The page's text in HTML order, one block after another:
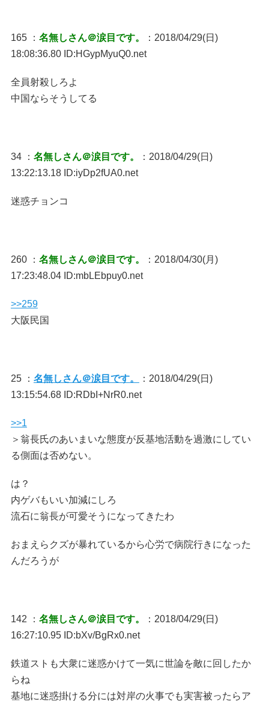
165 ： 名無しさん＠涙目です。
：2018/04/29(日)
18:08:36.80 ID:HGypMyuQ0.net
全員射殺しろよ
中国ならそうしてる
34 ： 名無しさん＠涙目です。
：2018/04/29(日)
13:22:13.18 ID:iyDp2fUA0.net
迷惑チョンコ
260 ： 名無しさん＠涙目です。
：2018/04/30(月)
17:23:48.04 ID:mbLEbpuy0.net
>>259
大阪民国
25 ： 名無しさん＠涙目です。
：2018/04/29(日)
13:15:54.68 ID:RDbI+NrR0.net
>>1
＞翁長氏のあいまいな態度が反基地活動を過激にしてい
る側面は否めない。
は？
内ゲバもいい加減にしろ
流石に翁長が可愛そうになってきたわ
おまえらクズが暴れているから心労で病院行きになった
んだろうが
142 ： 名無しさん＠涙目です。
：2018/04/29(日)
16:27:10.95 ID:bXv/BgRx0.net
鉄道ストも大衆に迷惑かけて一気に世論を敵に回したか
らね
基地に迷惑掛ける分には対岸の火事でも実害被ったらア